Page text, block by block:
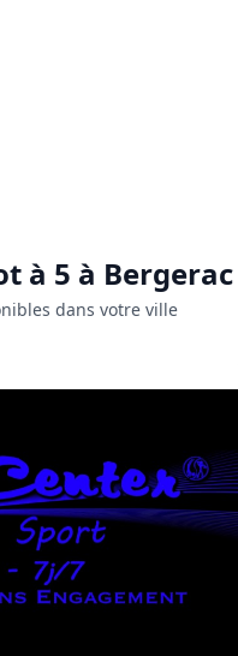
à 5 à Bergerac
dans votre ville